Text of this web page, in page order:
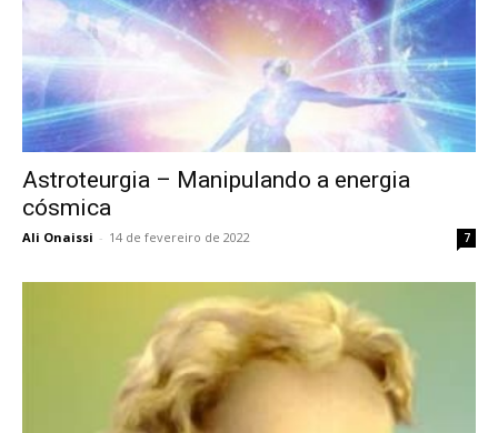
Astroteurgia – Manipulando a energia
cósmica
Ali Onaissi - 14 de fevereiro de 2022 7